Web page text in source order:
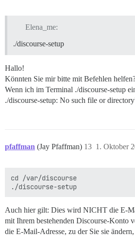
Elena_me:
./discourse-setup
Hallo!
Könnten Sie mir bitte mit Befehlen
Wenn ich im Terminal ./discourse-setup
./discourse-setup: No such file or
pfaffman (Jay Pfaffman) 1. Oktober
13
cd /var/discourse
Auch hier gilt: Dies wird NICHT die E-
mit Ihrem bestehenden Discourse-Konto
die E-Mail-Adresse, zu der Sie sie